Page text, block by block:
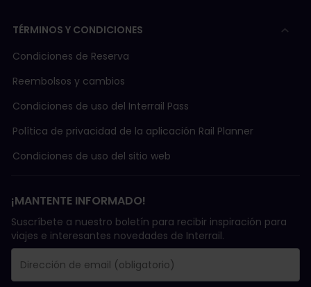
TÉRMINOS Y CONDICIONES
Condiciones de Reserva
Reembolsos y cambios
Condiciones de uso del Interrail Pass
Política de privacidad de la aplicación Rail Planner
Condiciones de uso del sitio web
¡MANTENTE INFORMADO!
Suscríbete a nuestro boletín para recibir inspiración para
viajes e interesantes novedades de Interrail.